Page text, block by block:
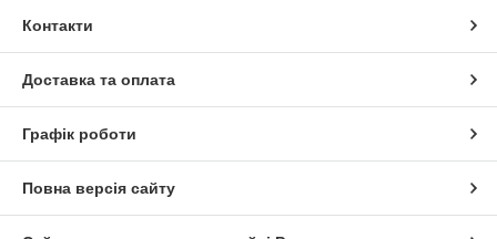
Контакти
Доставка та оплата
Графік роботи
Повна версія сайту